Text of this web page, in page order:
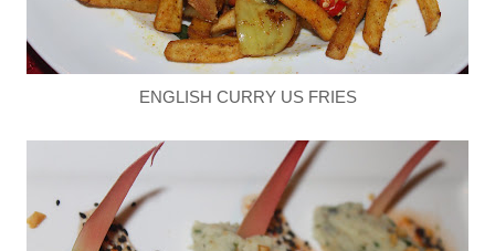
ENGLISH CURRY US FRIES